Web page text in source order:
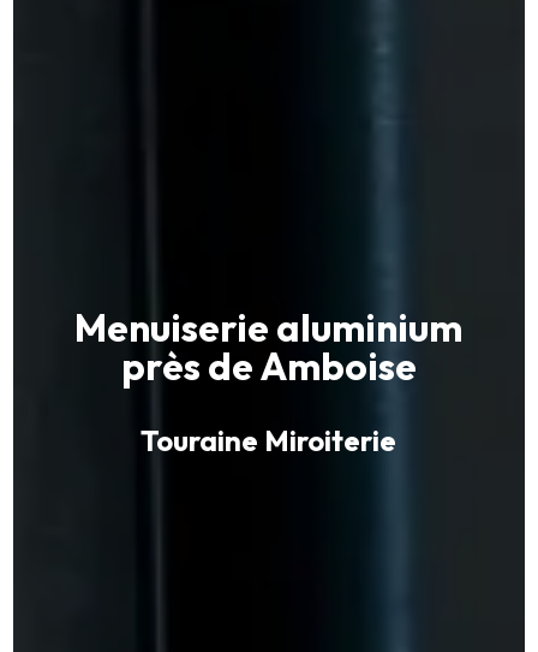
Menuiserie aluminium
près de Amboise
Touraine Miroiterie